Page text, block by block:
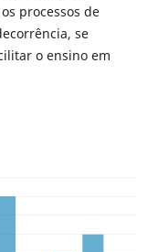
processos de
se
o ensino em